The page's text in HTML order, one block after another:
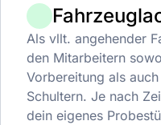
Als vllt. angehender
den Mitarbeitern
Vorbereitung als
Schultern. Je nach
dein eigenes